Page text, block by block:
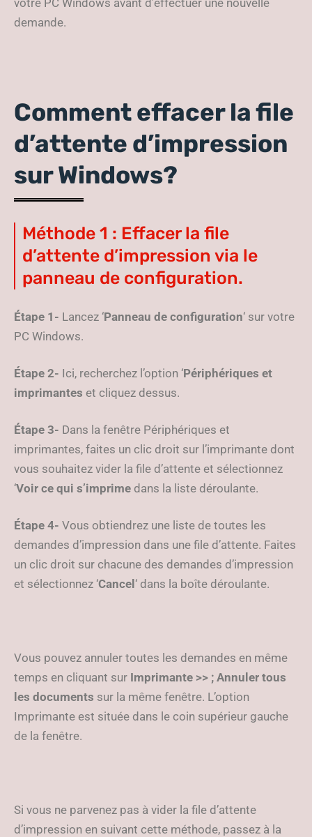
votre PC Windows avant d’effectuer une nouvelle
demande.
Comment effacer la file
d’attente d’impression
sur Windows?
Méthode 1 : Effacer la file
d’attente d’impression via le
panneau de configuration.
Étape 1- Lancez ‘Panneau de configuration‘ sur votre
PC Windows.
Étape 2- Ici, recherchez l’option ‘Périphériques et
imprimantes et cliquez dessus.
Étape 3- Dans la fenêtre Périphériques et
imprimantes, faites un clic droit sur l’imprimante dont
vous souhaitez vider la file d’attente et sélectionnez
‘Voir ce qui s’imprime dans la liste déroulante.
Étape 4- Vous obtiendrez une liste de toutes les
demandes d’impression dans une file d’attente. Faites
un clic droit sur chacune des demandes d’impression
et sélectionnez ‘Cancel ‘ dans la boîte déroulante.
Vous pouvez annuler toutes les demandes en même
temps en cliquant sur Imprimante >> ; Annuler tous
les documents sur la même fenêtre. L’option
Imprimante est située dans le coin supérieur gauche
de la fenêtre.
Si vous ne parvenez pas à vider la file d’attente
d’impression en suivant cette méthode, passez à la